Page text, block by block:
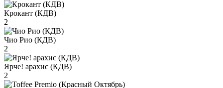
Крокант (КДВ)
2
Чио Рио (КДВ)
2
Ярче! арахис (КДВ)
2